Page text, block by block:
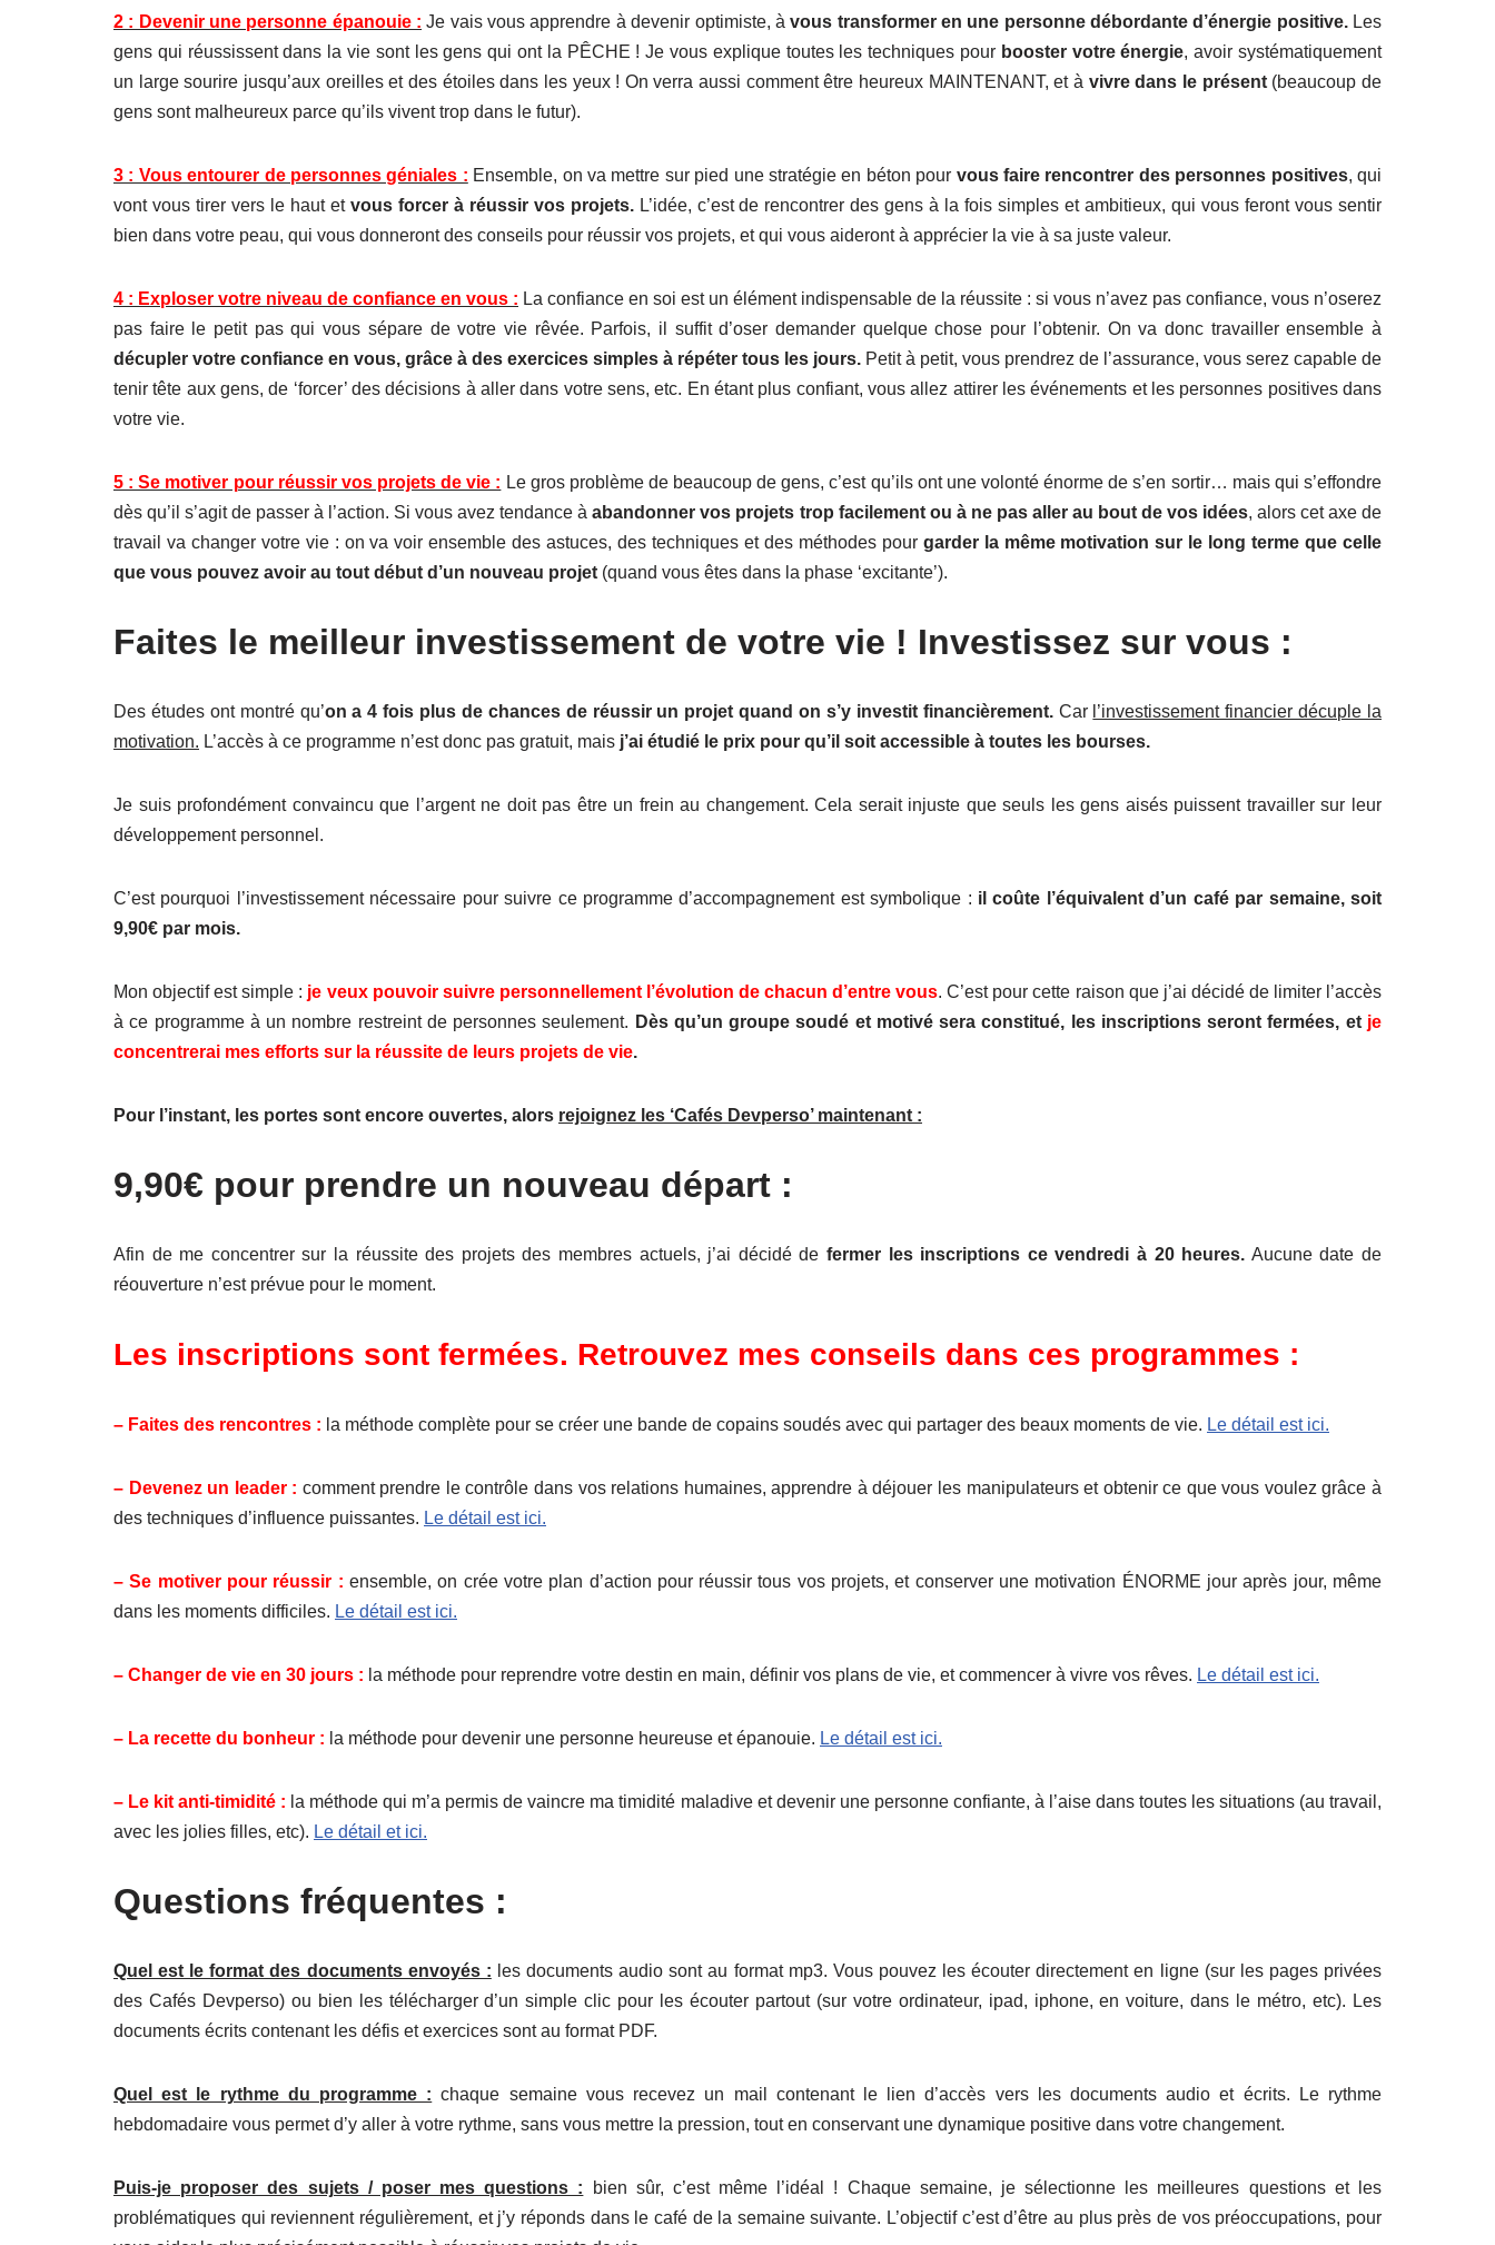
2 : Devenir une personne épanouie : Je vais vous apprendre à devenir optimiste, àvous transformer en une personne débordante d’énergie positive.Les
gens qui réussissent dans la vie sont les gens qui ont la PÊCHE ! Je vous explique toutes les techniques pour booster votre énergie, avoir systématiquement
un large sourire jusqu’aux oreilles et des étoiles dans les yeux ! On verra aussi comment être heureux MAINTENANT, et à vivre dans le présent(beaucoup de
gens sont malheureux parce qu’ils vivent trop dans le futur).
3 : Vous entourer de personnes géniales : Ensemble, on va mettre sur pied une stratégie en béton pour vous faire rencontrer des personnes positives, qui
vont vous tirer vers le haut et vous forcer à réussir vos projets.L’idée, c’est de rencontrer des gens à la fois simples et ambitieux, qui vous feront vous sentir
bien dans votre peau, qui vous donneront des conseils pour réussir vos projets, et qui vous aideront à apprécier la vie à sa juste valeur.
4 : Exploser votre niveau de confiance en vous : La confiance en soi est un élément indispensable de la réussite : si vous n’avez pas confiance, vous n’oserez
pas faire le petit pas qui vous sépare de votre vie rêvée. Parfois, il suffit d’oser demander quelque chose pour l’obtenir. On va donc travailler ensemble à
décupler votre confiance en vous, grâce à des exercices simples à répéter tous les jours. Petit à petit, vous prendrez de l’assurance, vous serez capable de
tenir tête aux gens, de ‘forcer’ des décisions à aller dans votre sens, etc. En étant plus confiant, vous allez attirer les événements et les personnes positives dans
votre vie.
5 : Se motiver pour réussir vos projets de vie : Le gros problème de beaucoup de gens, c’est qu’ils ont une volonté énorme de s’en sortir… mais qui s’effondre
dès qu’il s’agit de passer à l’action. Si vous avez tendance àabandonner vos projets trop facilement ou à ne pas aller au bout de vos idées, alors cet axe de
travail va changer votre vie : on va voir ensemble des astuces, des techniques et des méthodes pour garder la même motivation sur le long terme que celle
que vous pouvez avoir au tout début d’un nouveau projet (quand vous êtes dans la phase ‘excitante’).
Faites le meilleur investissement de votre vie ! Investissez sur vous :
Des études ont montré qu’on a 4 fois plus de chances de réussir un projet quand on s’y investit financièrement.Car l’investissement financier décuple la
motivation. L’accès à ce programme n’est donc pas gratuit, mais j’ai étudié le prix pour qu’il soit accessible à toutes les bourses.
Je suis profondément convaincu que l’argent ne doit pas être un frein au changement. Cela serait injuste que seuls les gens aisés puissent travailler sur leur
développement personnel.
C’est pourquoi l’investissement nécessaire pour suivre ce programme d’accompagnement est symbolique : il coûte l’équivalent d’un café par semaine, soit
9,90€ par mois.
Mon objectif est simple : je veux pouvoir suivre personnellement l’évolution de chacun d’entre vous. C’est pour cette raison que j’ai décidé de limiter l’accès
à ce programme à un nombre restreint de personnes seulement. Dès qu’un groupe soudé et motivé sera constitué, les inscriptions seront fermées, et je
concentrerai mes efforts sur la réussite de leurs projets de vie.
Pour l’instant, les portes sont encore ouvertes, alors rejoignez les ‘Cafés Devperso’ maintenant :
9,90€ pour prendre un nouveau départ :
Afin de me concentrer sur la réussite des projets des membres actuels, j’ai décidé de fermer les inscriptions ce vendredi à 20 heures. Aucune date de
réouverture n’est prévue pour le moment.
Les inscriptions sont fermées. Retrouvez mes conseils dans ces programmes :
– Faites des rencontres : la méthode complète pour se créer une bande de copains soudés avec qui partager des beaux moments de vie. Le détail est ici.
– Devenez un leader : comment prendre le contrôle dans vos relations humaines, apprendre à déjouer les manipulateurs et obtenir ce que vous voulez grâce à
des techniques d’influence puissantes. Le détail est ici.
– Se motiver pour réussir : ensemble, on crée votre plan d’action pour réussir tous vos projets, et conserver une motivation ÉNORME jour après jour, même
dans les moments difficiles. Le détail est ici.
– Changer de vie en 30 jours : la méthode pour reprendre votre destin en main, définir vos plans de vie, et commencer à vivre vos rêves. Le détail est ici.
– La recette du bonheur : la méthode pour devenir une personne heureuse et épanouie. Le détail est ici.
– Le kit anti-timidité : la méthode qui m’a permis de vaincre ma timidité maladive et devenir une personne confiante, à l’aise dans toutes les situations (au travail,
avec les jolies filles, etc). Le détail et ici.
Questions fréquentes :
Quel est le format des documents envoyés : les documents audio sont au format mp3. Vous pouvez les écouter directement en ligne (sur les pages privées
des Cafés Devperso) ou bien les télécharger d’un simple clic pour les écouter partout (sur votre ordinateur, ipad, iphone, en voiture, dans le métro, etc). Les
documents écrits contenant les défis et exercices sont au format PDF.
Quel est le rythme du programme : chaque semaine vous recevez un mail contenant le lien d’accès vers les documents audio et écrits. Le rythme
hebdomadaire vous permet d’y aller à votre rythme, sans vous mettre la pression, tout en conservant une dynamique positive dans votre changement.
Puis-je proposer des sujets / poser mes questions : bien sûr, c’est même l’idéal ! Chaque semaine, je sélectionne les meilleures questions et les
problématiques qui reviennent régulièrement, et j’y réponds dans le café de la semaine suivante. L’objectif c’est d’être au plus près de vos préoccupations, pour